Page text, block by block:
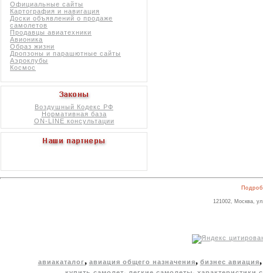
Официальные сайты
Картография и навигация
Доски объявлений о продаже
самолетов
Продавцы авиатехники
Авионика
Образ жизни
Дропзоны и парашютные сайты
Аэроклубы
Космос
Воздушный Кодекс РФ
Нормативная база
ON-LINE консультации
121002, Москва,
авиакаталог, авиация общего назначения, бизнес авиация